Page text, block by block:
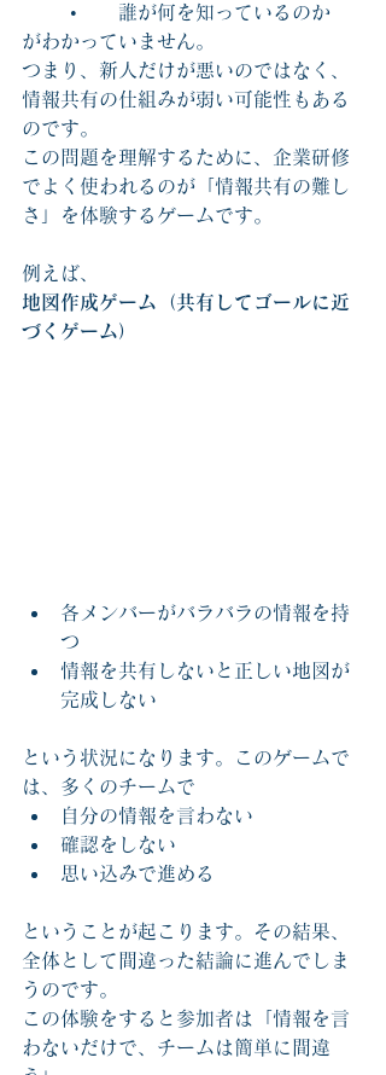
	•	誰が何を知っているのか
がわかっていません。
つまり、新人だけが悪いのではなく、
情報共有の仕組みが弱い可能性もある
のです。
この問題を理解するために、企業研修
でよく使われるのが「情報共有の難し
さ」を体験するゲームです。
例えば、
地図作成ゲーム（共有してゴールに近
づくゲーム）
各メンバーがバラバラの情報を持
つ
情報を共有しないと正しい地図が
完成しない
という状況になります。このゲームで
は、多くのチームで
自分の情報を言わない
確認をしない
思い込みで進める
ということが起こります。その結果、
全体として間違った結論に進んでしま
うのです。
この体験をすると参加者は「情報を言
わないだけで、チームは簡単に間違